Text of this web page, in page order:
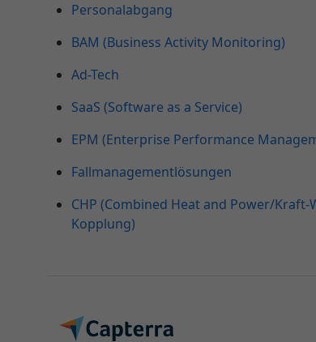
Personalabgang
BAM (Business Activity Monitoring)
Ad-Tech
SaaS (Software as a Service)
EPM (Enterprise Performance
Fallmanagementlösungen
CHP (Combined Heat and Power/Kraft-
Kopplung)